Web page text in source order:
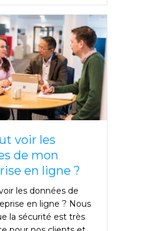
voir les
de mon
en ligne ?
les données de
en ligne ? Nous
la sécurité est très